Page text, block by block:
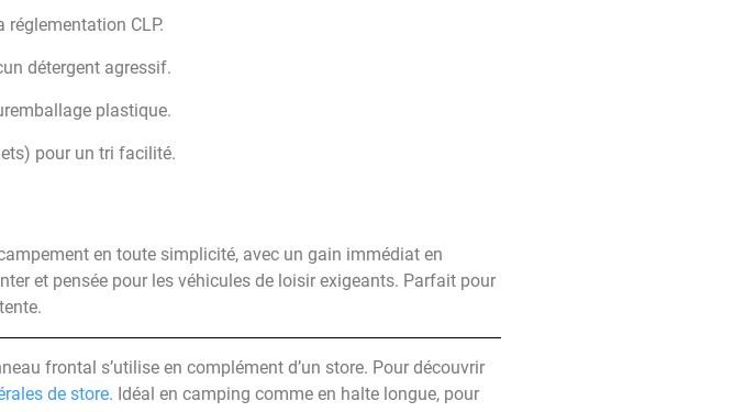
CLP.
détergent agressif.
plastique.
pour un tri facilité.
en toute simplicité, avec un gain immédiat en
et pensée pour les véhicules de loisir exigeants. Parfait pour
frontal s’utilise en complément d’un store. Pour découvrir
de store. Idéal en camping comme en halte longue, pour